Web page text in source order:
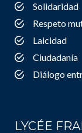
Solidaridad
Respeto
Laicidad
Ciudadanía
Diálogo
LYCÉE